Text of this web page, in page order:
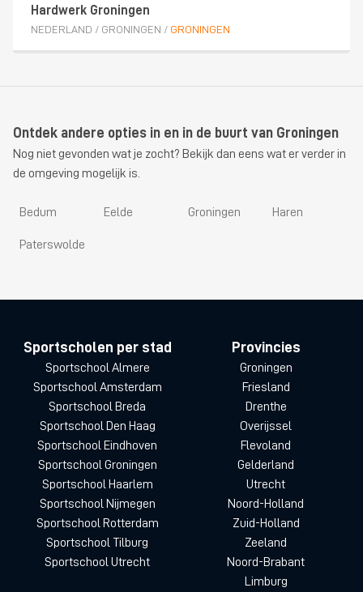
Hardwerk Groningen
NEDERLAND / GRONINGEN / GRONINGEN
Ontdek andere opties in en in de buurt van Groningen
Nog niet gevonden wat je zocht? Bekijk dan eens wat er verder in
de omgeving mogelijk is.
Bedum Eelde Groningen Haren
Paterswolde
Sportscholen per stad
Sportschool Almere
Sportschool Amsterdam
Sportschool Breda
Sportschool Den Haag
Sportschool Eindhoven
Sportschool Groningen
Sportschool Haarlem
Sportschool Nijmegen
Sportschool Rotterdam
Sportschool Tilburg
Sportschool Utrecht
Provincies
Groningen
Friesland
Drenthe
Overijssel
Flevoland
Gelderland
Utrecht
Noord-Holland
Zuid-Holland
Zeeland
Noord-Brabant
Limburg